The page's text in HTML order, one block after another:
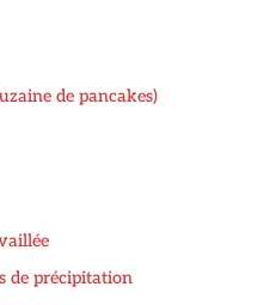
de pancakes)
de précipitation